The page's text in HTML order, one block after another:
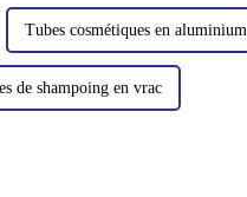
Tubes cosmétiques en aluminium
de shampoing en vrac